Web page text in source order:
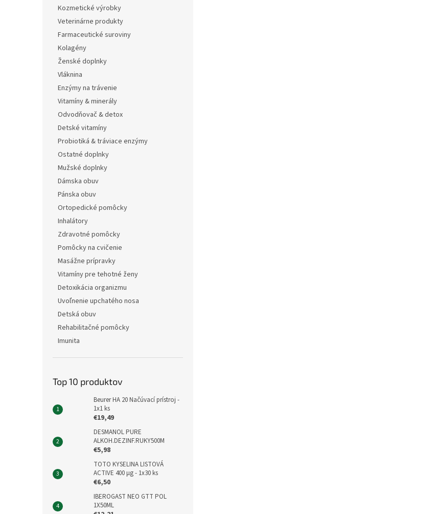
Kozmetické výrobky
Veterinárne produkty
Farmaceutické suroviny
Kolagény
Ženské doplnky
Vláknina
Enzýmy na trávenie
Vitamíny & minerály
Odvodňovač & detox
Detské vitamíny
Probiotiká & tráviace enzýmy
Ostatné doplnky
Mužské doplnky
Dámska obuv
Pánska obuv
Ortopedické pomôcky
Inhalátory
Zdravotné pomôcky
Pomôcky na cvičenie
Masážne prípravky
Vitamíny pre tehotné ženy
Detoxikácia organizmu
Uvoľnenie upchatého nosa
Detská obuv
Rehabilitačné pomôcky
Imunita
Top 10 produktov
Beurer HA 20 Načúvací prístroj -
1x1 ks
€19,49
DESMANOL PURE
ALKOH.DEZINF.RUKY500M
€5,98
TOTO KYSELINA LISTOVÁ
ACTIVE 400 μg - 1x30 ks
€6,50
IBEROGAST NEO GTT POL
1X50ML